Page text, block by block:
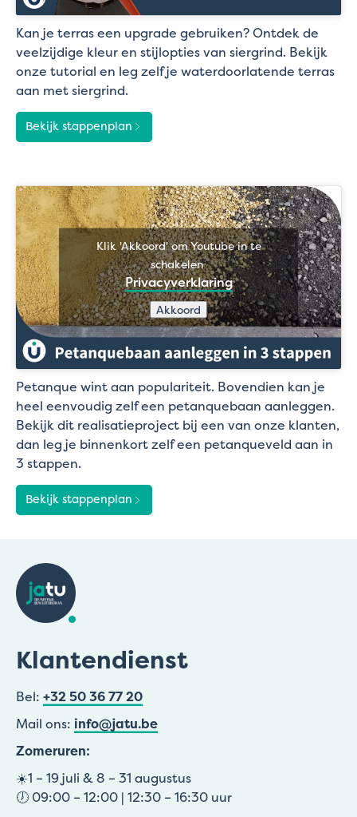
Kan je terras een upgrade gebruiken? Ontdek de
veelzijdige kleur en stijlopties van siergrind. Bekijk
onze tutorial en leg zelf je waterdoorlatende terras
aan met siergrind.
Bekijk stappenplan
Klik 'Akkoord' om Youtube in te
schakelen
Privacyverklaring
Akkoord
Petanque wint aan populariteit. Bovendien kan je
heel eenvoudig zelf een petanquebaan aanleggen.
Bekijk dit realisatieproject bij een van onze klanten,
dan leg je binnenkort zelf een petanqueveld aan in
3 stappen.
Bekijk stappenplan
Klantendienst
Bel: +32 50 36 77 20
Mail ons: info@jatu.be
Zomeruren:
☀️1 – 19 juli & 8 – 31 augustus
🕖 09:00 – 12:00 | 12:30 – 16:30 uur